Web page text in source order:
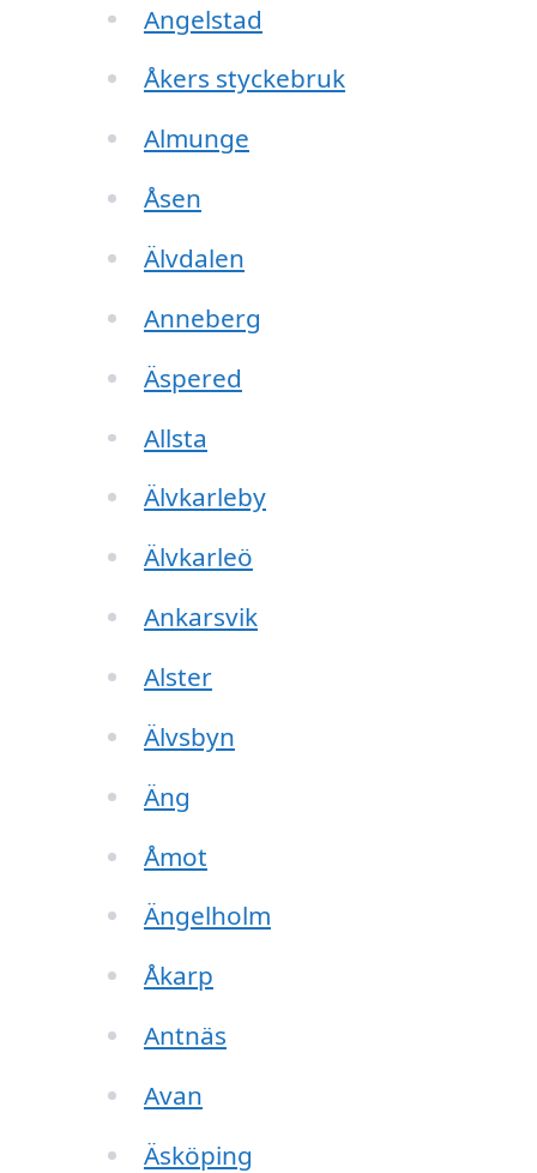
Angelstad
Åkers styckebruk
Almunge
Åsen
Älvdalen
Anneberg
Äspered
Allsta
Älvkarleby
Älvkarleö
Ankarsvik
Alster
Älvsbyn
Äng
Åmot
Ängelholm
Åkarp
Antnäs
Avan
Äsköping